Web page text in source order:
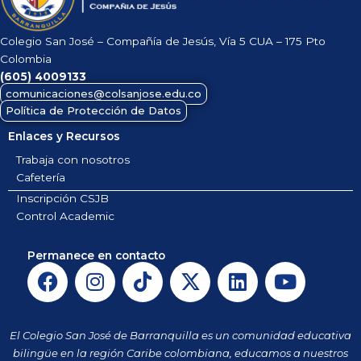
Colegio San José – Compañía de Jesús, Vía 5 CUA – 175 Pto
Colombia
(605) 4009133
comunicaciones@colsanjose.edu.co
Política de Protección de Datos
Enlaces y Recursos
Trabaja con nosotros
Cafetería
Inscripción CSJB
Control Academic
Permanece en contacto
F
a
e
b
I
n
t
a
T
i
t
o
X
-
w
i
L
i
k
e
Y
o
t
u
El Colegio San José de Barranquilla es un comunidad educativa
bilingüe en la región Caribe colombiana, educamos a nuestros